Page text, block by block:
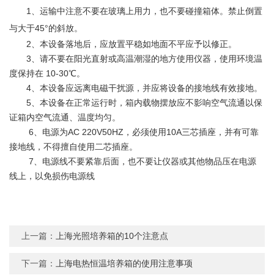
1、运输中注意不要在玻璃上用力，也不要碰撞箱体。禁止倒置
与大于45°的斜放。
2、本设备落地后，应放置平稳如地面不平应予以修正。
3、请不要在阳光直射或高温潮湿的地方使用仪器，使用环境温
度保持在 10-30℃。
4、本设备应远离电磁干扰源，并应将设备的接地线有效接地。
5、本设备在正常运行时，箱内载物摆放应不影响空气流通以保
证箱内空气流通、温度均匀。
6、电源为AC 220V50HZ，必须使用10A三芯插座，并有可靠
接地线，不得擅自使用二芯插座。
7、电源线不要紧靠后面，也不要让仪器或其他物品压在电源
线上，以免损伤电源线
上一篇：上海光照培养箱的10个注意点
下一篇：上海电热恒温培养箱的使用注意事项